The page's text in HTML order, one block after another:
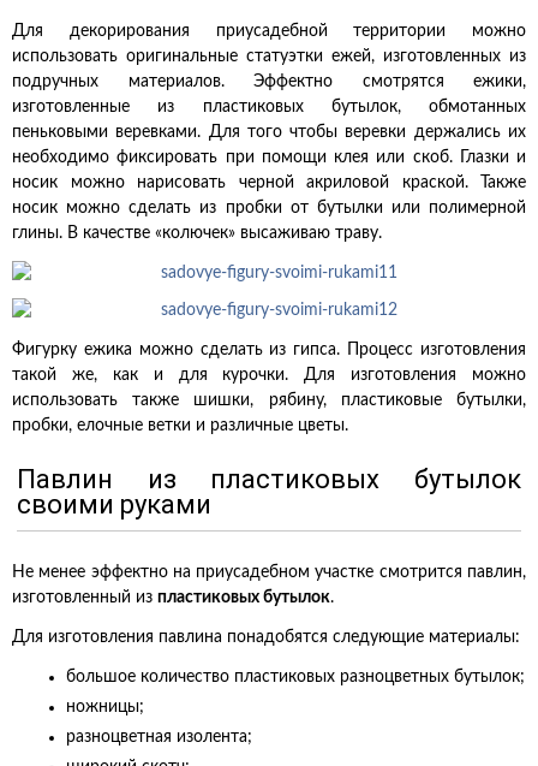
Для декорирования приусадебной территории можно
использовать оригинальные статуэтки ежей, изготовленных из
подручных материалов. Эффектно смотрятся ежики,
изготовленные из пластиковых бутылок, обмотанных
пеньковыми веревками. Для того чтобы веревки держались их
необходимо фиксировать при помощи клея или скоб. Глазки и
носик можно нарисовать черной акриловой краской. Также
носик можно сделать из пробки от бутылки или полимерной
глины. В качестве «колючек» высаживаю траву.
Фигурку ежика можно сделать из гипса. Процесс изготовления
такой же, как и для курочки. Для изготовления можно
использовать также шишки, рябину, пластиковые бутылки,
пробки, елочные ветки и различные цветы.
Павлин из пластиковых бутылок
своими руками
Не менее эффектно на приусадебном участке смотрится павлин,
изготовленный из пластиковых бутылок.
Для изготовления павлина понадобятся следующие материалы:
большое количество пластиковых разноцветных бутылок;
ножницы;
разноцветная изолента;